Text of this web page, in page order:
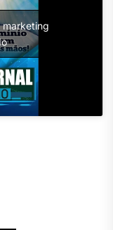
marketing